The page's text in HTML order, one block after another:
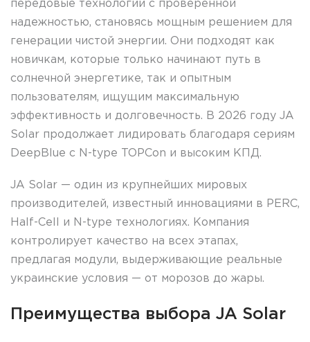
передовые технологии с проверенной
надежностью, становясь мощным решением для
генерации чистой энергии. Они подходят как
новичкам, которые только начинают путь в
солнечной энергетике, так и опытным
пользователям, ищущим максимальную
эффективность и долговечность. В 2026 году JA
Solar продолжает лидировать благодаря сериям
DeepBlue с N-type TOPCon и высоким КПД.
JA Solar — один из крупнейших мировых
производителей, известный инновациями в PERC,
Half-Cell и N-type технологиях. Компания
контролирует качество на всех этапах,
предлагая модули, выдерживающие реальные
украинские условия — от морозов до жары.
Преимущества выбора JA Solar